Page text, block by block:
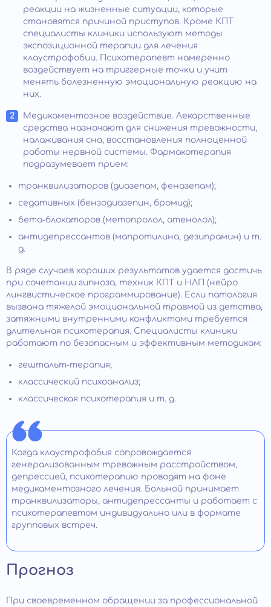
реакции на жизненные ситуации, которые
становятся причиной приступов. Кроме КПТ
специалисты клиники используют методы
экспозиционной терапии для лечения
клаустрофобии. Психотерапевт намеренно
воздействует на триггерные точки и учит
менять болезненную эмоциональную реакцию на
них.
Медикаментозное воздействие. Лекарственные
средства назначают для снижения тревожности,
налаживания сна, восстановления полноценной
работы нервной системы. Фармакотерапия
подразумевает прием:
транквилизаторов (диазепам, феназепам);
седативных (бензодиазепин, бромид);
бета-блокаторов (метопролол, атенолол);
антидепрессантов (мапротилина, дезипрамин) и т.
д.
В ряде случаев хороших результатов удается достичь
при сочетании гипноза, техник КПТ и НЛП (нейро
лингвистическое программирование). Если патология
вызвана тяжелой эмоциональной травмой из детства,
затяжными внутренними конфликтами требуется
длительная психотерапия. Специалисты клиники
работают по безопасным и эффективным методикам:
гештальт-терапия;
классический психоанализ;
классическая психотерапия и т. д.
Когда клаустрофобия сопровождается
генерализованным тревожным расстройством,
депрессией, психотерапию проводят на фоне
медикаментозного лечения. Больной принимает
транквилизаторы, антидепрессанты и работает с
психотерапевтом индивидуально или в формате
групповых встреч.
Прогноз
При своевременном обращении за профессиональной